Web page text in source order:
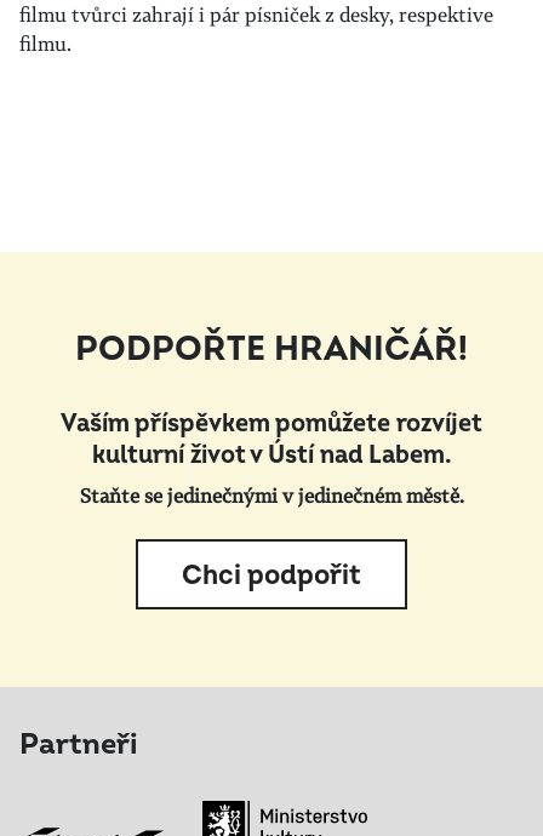
filmu tvůrci zahrají i pár písniček z desky, respektive
filmu.
PODPOŘTE HRANIČÁŘ!
Vaším příspěvkem pomůžete rozvíjet
kulturní život v Ústí nad Labem.
Staňte se jedinečnými v jedinečném městě.
Chci podpořit
Partneři